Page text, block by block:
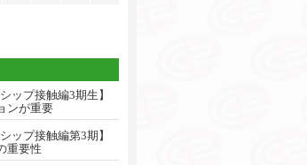
ップ接触編3期生】
ンが重要
ップ接触編第3期】
重要性